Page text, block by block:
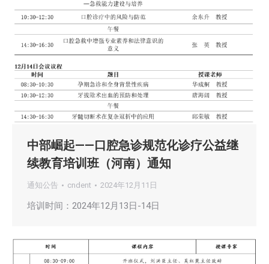
中部崛起——口腔急诊规范化诊疗公益继
续教育培训班（河南）通知
通知公告 cndent 2024年12月11日
培训时间：2024年12月13日-14日